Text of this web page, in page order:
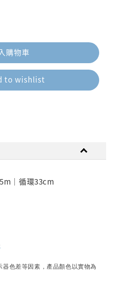
購物車
to wishlist
｜循環33cm
器色差等因素，產品顏色以實物為